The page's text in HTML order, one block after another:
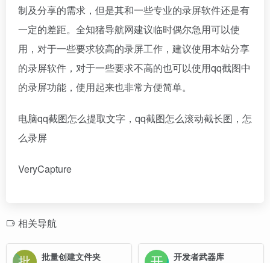
制及分享的需求，但是其和一些专业的录屏软件还是有
一定的差距。全知猪导航网建议临时偶尔急用可以使
用，对于一些要求较高的录屏工作，建议使用本站分享
的录屏软件，对于一些要求不高的也可以使用qq截图中
的录屏功能，使用起来也非常方便简单。
电脑qq截图怎么提取文字，qq截图怎么滚动截长图，怎
么录屏
VeryCapture
相关导航
批量创建文件夹 开发者武器库